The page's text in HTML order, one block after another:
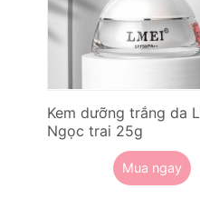
Kem dưỡng trắng da
Ngọc trai 25g
Mua ngay